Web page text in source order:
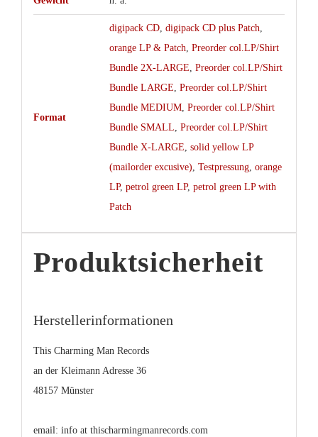
Format
digipack CD, digipack CD plus Patch,
orange LP & Patch, Preorder col.LP/Shirt
Bundle 2X-LARGE, Preorder col.LP/Shirt
Bundle LARGE, Preorder col.LP/Shirt
Bundle MEDIUM, Preorder col.LP/Shirt
Bundle SMALL, Preorder col.LP/Shirt
Bundle X-LARGE, solid yellow LP
(mailorder excusive), Testpressung, orange
LP, petrol green LP, petrol green LP with
Patch
Produktsicherheit
Herstellerinformationen
This Charming Man Records
an der Kleimann Adresse 36
48157 Münster
email: info at thischarmingmanrecords.com